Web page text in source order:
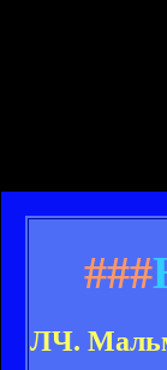
###
ЛЧ.